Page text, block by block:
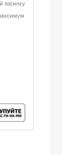
посилку